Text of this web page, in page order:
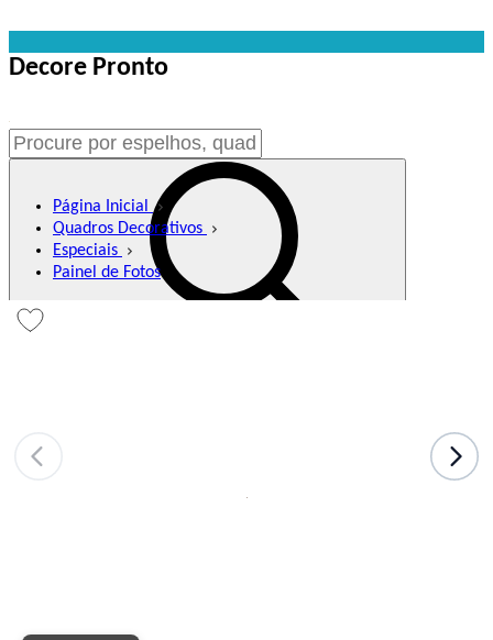
Decore Pronto
Buscar
Página Inicial
Quadros Decorativos
Especiais
Painel de Fotos